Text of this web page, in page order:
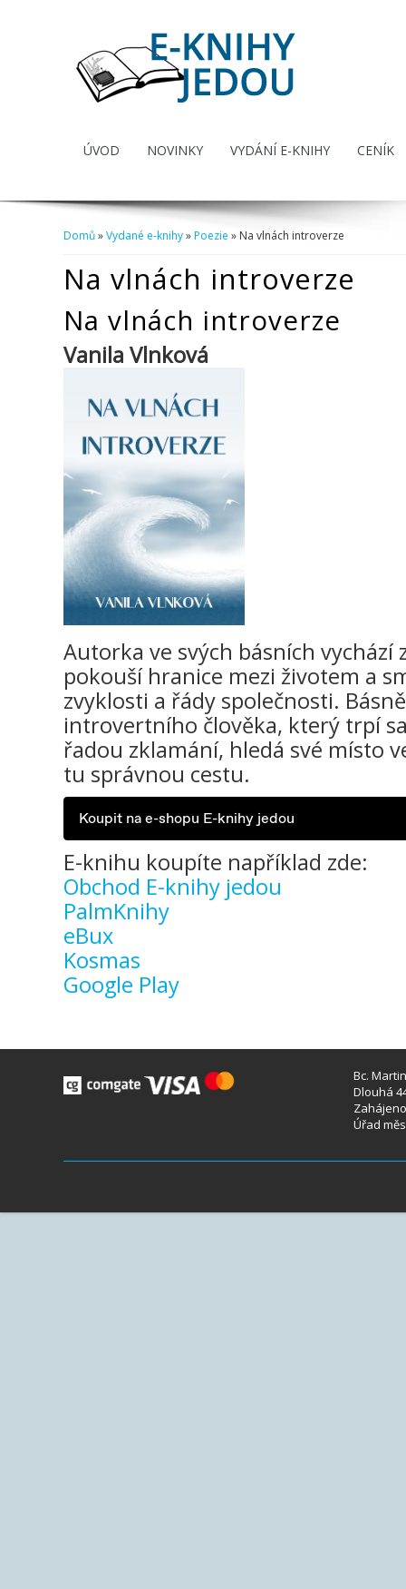
ÚVOD NOVINKY VYDÁNÍ E-KNIHY CENÍK
Domů»Vydané e-knihy»Poezie » Na vlnách introverze
Na vlnách introverze
Na vlnách introverze
Vanila Vlnková
Autorka ve svých básních vychází
pokouší hranice mezi životem a
zvyklosti a řády společnosti.
introvertního člověka, který trpí
řadou zklamání, hledá své místo
tu správnou cestu.
Koupit na e-shopu E-knihy jedou
E-knihu koupíte například zde:
Obchod E-knihy jedou
PalmKnihy
eBux
Kosmas
Google Play
Bc.
Dlouhá
Úřad